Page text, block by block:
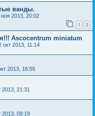
ванды.
ноя 2013, 20:02
1 2
Ascocentrum miniatum
окт 2013, 11:14
2013, 16:55
2013, 21:31
2013, 09:19